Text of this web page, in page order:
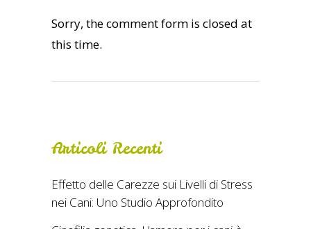
Sorry, the comment form is closed at
this time.
Articoli Recenti
Effetto delle Carezze sui Livelli di Stress
nei Cani: Uno Studio Approfondito